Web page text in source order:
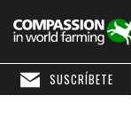
SUSCRÍBETE